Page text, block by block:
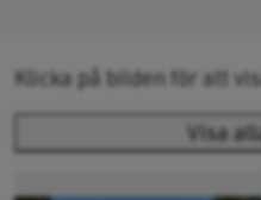
Klicka på bilden för att
Visa